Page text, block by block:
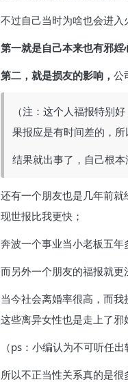
不过自己当时为啥也会进
第一就是自己本来也有邪婬
第二，就是损友的影响， 公
（注：这个人福报特别
果报应是有时间差的，
结果就出事了，自己根
还有一个朋友也是几年前
现世报比我更快；
奔波一个事业当小老板五
而另外一个朋友的福报就
当今社会离婚率很高，而
这些离异女性也是走上了
（ps：小编认为不可听任出
所以不正当性关系真的是